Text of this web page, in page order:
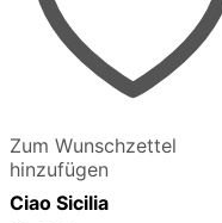
Zum Wunschzettel
hinzufügen
Ciao Sicilia